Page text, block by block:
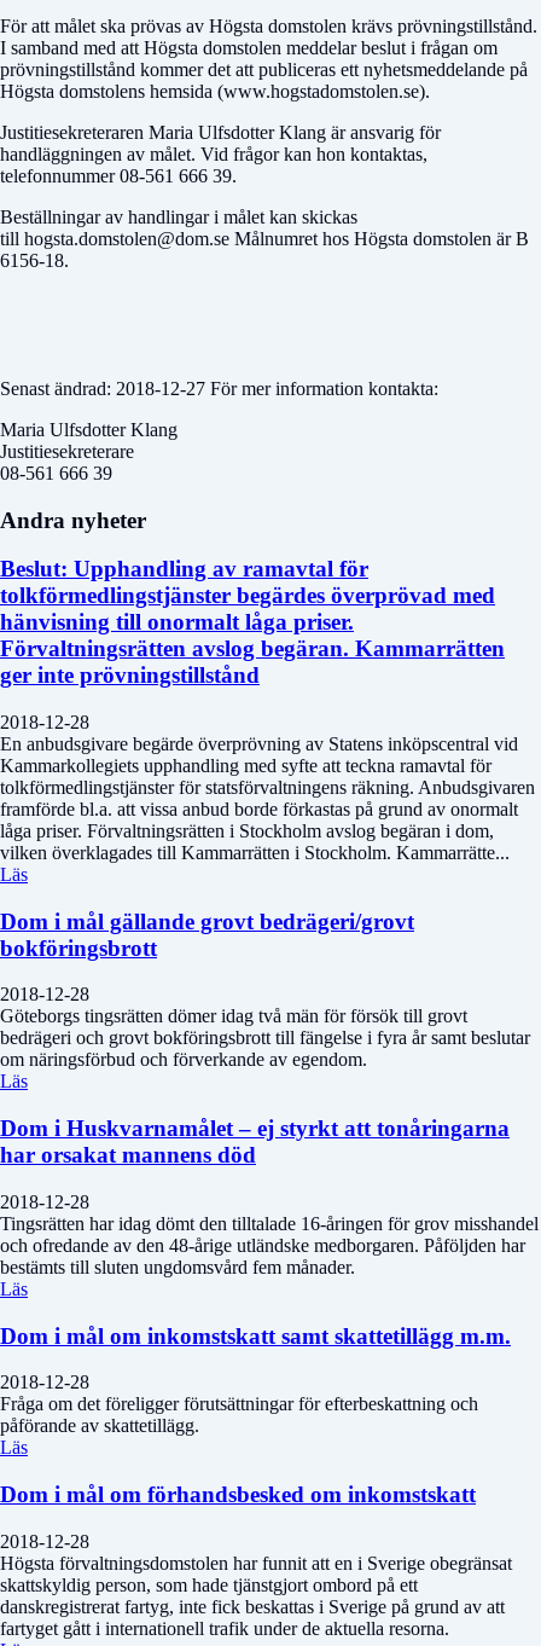
För att målet ska prövas av Högsta domstolen krävs prövningstillstånd.
I samband med att Högsta domstolen meddelar beslut i frågan om
prövningstillstånd kommer det att publiceras ett nyhetsmeddelande på
Högsta domstolens hemsida (www.hogstadomstolen.se).
Justitiesekreteraren Maria Ulfsdotter Klang är ansvarig för
handläggningen av målet. Vid frågor kan hon kontaktas,
telefonnummer 08-561 666 39.
Beställningar av handlingar i målet kan skickas
till hogsta.domstolen@dom.se Målnumret hos Högsta domstolen är B
6156-18.
Senast ändrad: 2018-12-27 För mer information kontakta:
Maria Ulfsdotter Klang
Justitiesekreterare
08-561 666 39
Andra nyheter
Beslut: Upphandling av ramavtal för
tolkförmedlingstjänster begärdes överprövad med
hänvisning till onormalt låga priser.
Förvaltningsrätten avslog begäran. Kammarrätten
ger inte prövningstillstånd
2018-12-28
En anbudsgivare begärde överprövning av Statens inköpscentral vid
Kammarkollegiets upphandling med syfte att teckna ramavtal för
tolkförmedlingstjänster för statsförvaltningens räkning. Anbudsgivaren
framförde bl.a. att vissa anbud borde förkastas på grund av onormalt
låga priser. Förvaltningsrätten i Stockholm avslog begäran i dom,
vilken överklagades till Kammarrätten i Stockholm. Kammarrätte...
Läs
Dom i mål gällande grovt bedrägeri/grovt
bokföringsbrott
2018-12-28
Göteborgs tingsrätten dömer idag två män för försök till grovt
bedrägeri och grovt bokföringsbrott till fängelse i fyra år samt beslutar
om näringsförbud och förverkande av egendom.
Läs
Dom i Huskvarnamålet – ej styrkt att tonåringarna
har orsakat mannens död
2018-12-28
Tingsrätten har idag dömt den tilltalade 16-åringen för grov misshandel
och ofredande av den 48-årige utländske medborgaren. Påföljden har
bestämts till sluten ungdomsvård fem månader.
Läs
Dom i mål om inkomstskatt samt skattetillägg m.m.
2018-12-28
Fråga om det föreligger förutsättningar för efterbeskattning och
påförande av skattetillägg.
Läs
Dom i mål om förhandsbesked om inkomstskatt
2018-12-28
Högsta förvaltningsdomstolen har funnit att en i Sverige obegränsat
skattskyldig person, som hade tjänstgjort ombord på ett
danskregistrerat fartyg, inte fick beskattas i Sverige på grund av att
fartyget gått i internationell trafik under de aktuella resorna.